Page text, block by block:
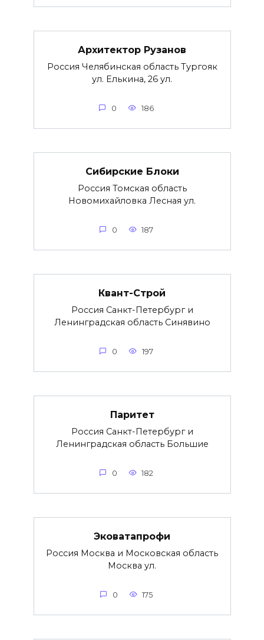
Архитектор Рузанов
Россия Челябинская область Тургояк
ул. Елькина, 26 ул.
0 186
Сибирские Блоки
Россия Томская область
Новомихайловка Лесная ул.
0 187
Квант-Строй
Россия Санкт-Петербург и
Ленинградская область Синявино
0 197
Паритет
Россия Санкт-Петербург и
Ленинградская область Большие
0 182
Эковатапрофи
Россия Москва и Московская область
Москва ул.
0 175